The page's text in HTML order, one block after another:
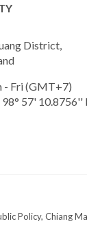
District,
- Fri (GMT+7)
57' 10.8756''
Policy, Chiang